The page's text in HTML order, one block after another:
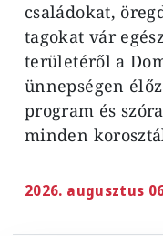
családokat,
tagokat vár
területéről a
ünnepségen
program és
minden
2026. augusztus